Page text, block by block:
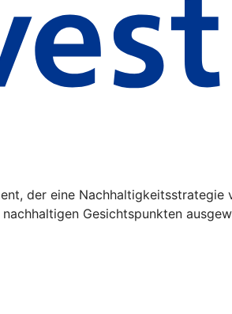
der eine
Gesichtspunkten